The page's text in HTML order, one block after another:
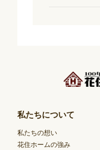
私たちについて
私たちの想い
花住ホームの強み